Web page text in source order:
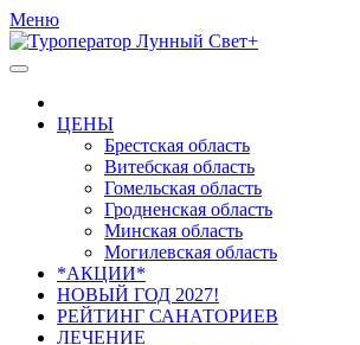
Меню
ЦЕНЫ
Брестская область
Витебская область
Гомельская область
Гродненская область
Минская область
Могилевская область
*АКЦИИ*
НОВЫЙ ГОД 2027!
РЕЙТИНГ САНАТОРИЕВ
ЛЕЧЕНИЕ